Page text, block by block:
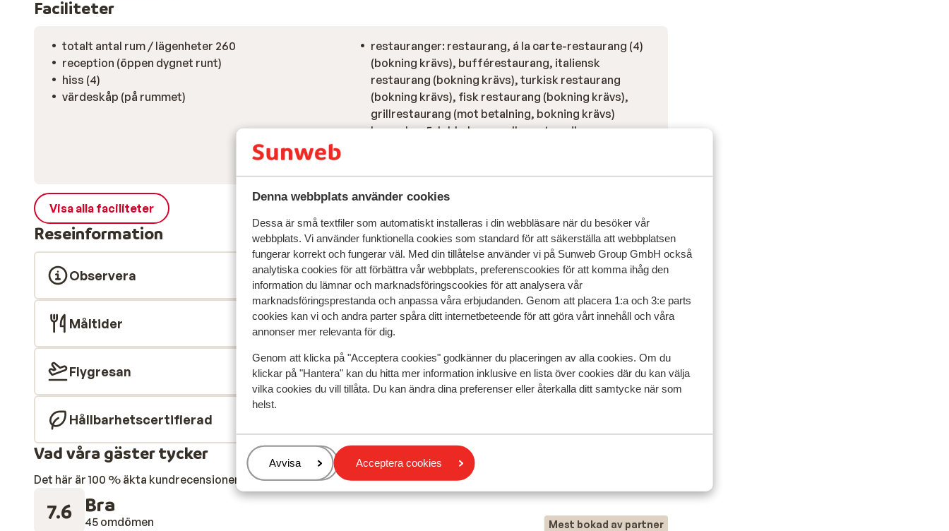
Denna webbplats använder cookies
Dessa är små textfiler som automatiskt installeras i din webbläsare när du besöker vår
webbplats. Vi använder funktionella cookies som standard för att säkerställa att webbplatsen
fungerar korrekt och fungerar väl. Med din tillåtelse använder vi på Sunweb Group GmbH också
analytiska cookies för att förbättra vår webbplats, preferenscookies för att komma ihåg den
information du lämnar och marknadsföringscookies för att analysera vår
marknadsföringsprestanda och anpassa våra erbjudanden. Genom att placera 1:a och 3:e parts
cookies kan vi och andra parter spåra ditt internetbeteende för att göra vårt innehåll och våra
annonser mer relevanta för dig.
Genom att klicka på "Acceptera cookies" godkänner du placeringen av alla cookies. Om du
klickar på "Hantera" kan du hitta mer information inklusive en lista över cookies där du kan välja
vilka cookies du vill tillåta. Du kan ändra dina preferenser eller återkalla ditt samtycke när som
helst.
Hantera
Avvisa Acceptera cookies
Faciliteter
totalt antal rum / lägenheter 260
reception (öppen dygnet runt)
hiss (4)
värdeskåp (på rummet)
restauranger: restaurang, á la carte-restaurang (4)
(bokning krävs), bufférestaurang, italiensk
restaurang (bokning krävs), turkisk restaurang
(bokning krävs), fisk restaurang (bokning krävs),
grillrestaurang (mot betalning, bokning krävs)
barer: bar 5, lobbybar, poolbar, strandbar
Visa alla faciliteter
Reseinformation
Observera
Måltider
Flygresan
Hållbarhetscertifierad
Vad våra gäster tycker
Det här är 100 % äkta kundrecensioner som verkligen speglar deras upplevelser av vår produkt.
7.6 Bra
45 omdömen Mest bokad av partner